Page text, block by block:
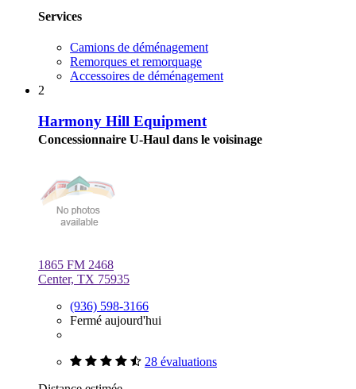
Services
Camions de déménagement
Remorques et remorquage
Accessoires de déménagement
2
Harmony Hill Equipment
Concessionnaire U-Haul dans le voisinage
1865 FM 2468
Center, TX 75935
(936) 598-3166
Fermé aujourd'hui
28 évaluations